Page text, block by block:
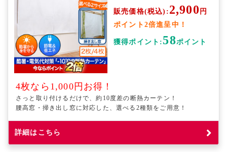
販売価格(税込): 2,900 円
ポイント2倍進呈中！
獲得ポイント: 58ポイント
4枚なら1,000円お得！
さっと取り付けるだけで、約10度差の断熱カーテン！
腰高窓・掃き出し窓に対応した、選べる2種類をご用意！
詳細はこちら